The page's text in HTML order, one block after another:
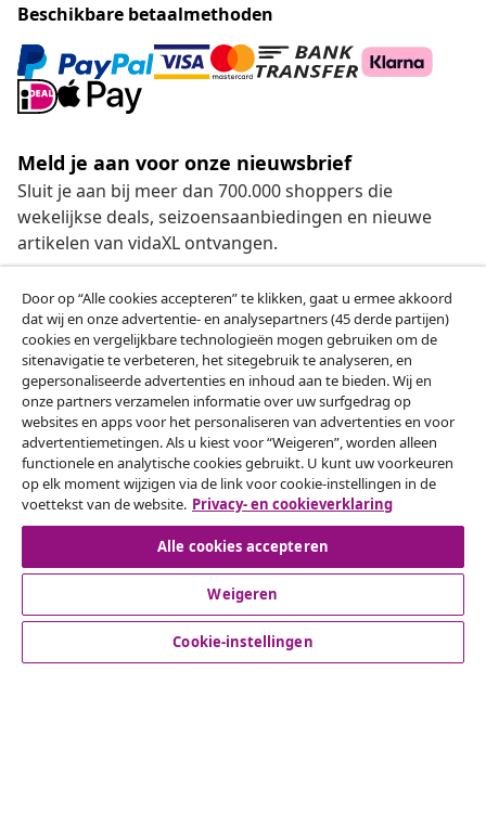
Beschikbare betaalmethoden
Meld je aan voor onze nieuwsbrief
Sluit je aan bij meer dan 700.000 shoppers die
wekelijkse deals, seizoensaanbiedingen en nieuwe
artikelen van vidaXL ontvangen.
Onze sociale media
Herroeping van de overeenkomst
Een annulering voor je bestelling indienen
Herroeping van de overeenkomst
Klantenservice
Door op “Alle cookies accepteren” te klikken, gaat u ermee akkoord
dat wij en onze advertentie- en analysepartners (45 derde partijen)
cookies en vergelijkbare technologieën mogen gebruiken om de
sitenavigatie te verbeteren, het sitegebruik te analyseren, en
gepersonaliseerde advertenties en inhoud aan te bieden. Wij en
onze partners verzamelen informatie over uw surfgedrag op
websites en apps voor het personaliseren van advertenties en voor
advertentiemetingen. Als u kiest voor “Weigeren”, worden alleen
functionele en analytische cookies gebruikt. U kunt uw voorkeuren
op elk moment wijzigen via de link voor cookie-instellingen in de
voettekst van de website. Privacy- en cookieverklaring
Alle cookies accepteren
Weigeren
Cookie-instellingen